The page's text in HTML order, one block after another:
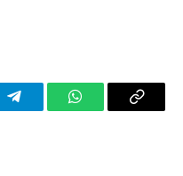
TelegramWhatsAppCopy